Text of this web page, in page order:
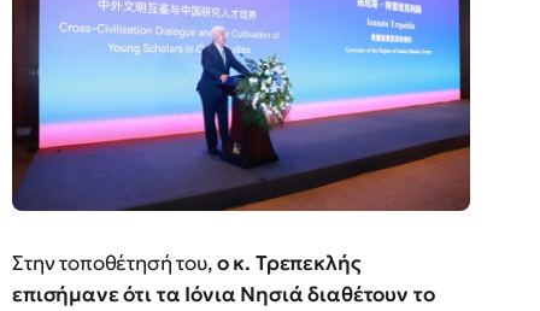
Στην τοποθέτησή του,ο κ. Τρεπεκλής
επισήμανε ότι τα Ιόνια Νησιά διαθέτουν το